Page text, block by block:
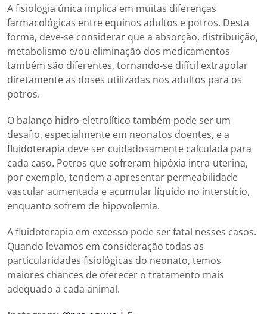
A fisiologia única implica em muitas diferenças
farmacológicas entre equinos adultos e potros. Desta
forma, deve-se considerar que a absorção, distribuição,
metabolismo e/ou eliminação dos medicamentos
também são diferentes, tornando-se difícil extrapolar
diretamente as doses utilizadas nos adultos para os
potros.
O balanço hidro-eletrolítico também pode ser um
desafio, especialmente em neonatos doentes, e a
fluidoterapia deve ser cuidadosamente calculada para
cada caso. Potros que sofreram hipóxia intra-uterina,
por exemplo, tendem a apresentar permeabilidade
vascular aumentada e acumular líquido no interstício,
enquanto sofrem de hipovolemia.
A fluidoterapia em excesso pode ser fatal nesses casos.
Quando levamos em consideração todas as
particularidades fisiológicas do neonato, temos
maiores chances de oferecer o tratamento mais
adequado a cada animal.